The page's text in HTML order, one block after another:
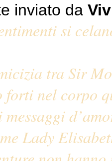
inviato da
si
tra Sir
nel corpo
Lady